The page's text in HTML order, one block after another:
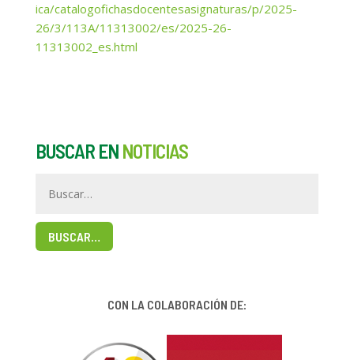
ica/catalogofichasdocentesasignaturas/p/2025-
26/3/113A/11313002/es/2025-26-
11313002_es.html
BUSCAR EN NOTICIAS
BUSCAR…
CON LA COLABORACIÓN DE: